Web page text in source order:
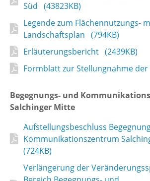
Süd (43823KB)
Legende zum Flächennutzungs-
Landschaftsplan (794KB)
Erläuterungsbericht (2439KB)
Formblatt zur Stellungnahme der
Begegnungs- und
Salchinger Mitte
Aufstellungsbeschluss
Kommunikationszentrum
(724KB)
Verlängerung der